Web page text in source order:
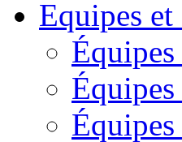
Equipes